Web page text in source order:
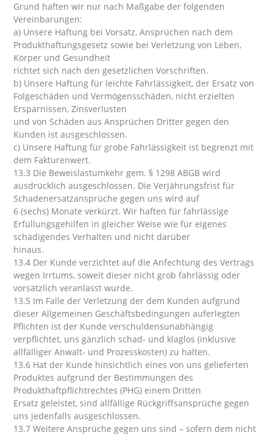
Grund haften wir nur nach Maßgabe der folgenden
Vereinbarungen:
a) Unsere Haftung bei Vorsatz, Ansprüchen nach dem
Produkthaftungsgesetz sowie bei Verletzung von Leben,
Körper und Gesundheit
richtet sich nach den gesetzlichen Vorschriften.
b) Unsere Haftung für leichte Fahrlässigkeit, der Ersatz von
Folgeschäden und Vermögensschäden, nicht erzielten
Ersparnissen, Zinsverlusten
und von Schäden aus Ansprüchen Dritter gegen den
Kunden ist ausgeschlossen.
c) Unsere Haftung für grobe Fahrlässigkeit ist begrenzt mit
dem Fakturenwert.
13.3 Die Beweislastumkehr gem. § 1298 ABGB wird
ausdrücklich ausgeschlossen. Die Verjährungsfrist für
Schadenersatzansprüche gegen uns wird auf
6 (sechs) Monate verkürzt. Wir haften für fahrlässige
Erfüllungsgehilfen in gleicher Weise wie für eigenes
schädigendes Verhalten und nicht darüber
hinaus.
13.4 Der Kunde verzichtet auf die Anfechtung des Vertrags
wegen Irrtums, soweit dieser nicht grob fahrlässig oder
vorsätzlich veranlasst wurde.
13.5 Im Falle der Verletzung der dem Kunden aufgrund
dieser Allgemeinen Geschäftsbedingungen auferlegten
Pflichten ist der Kunde verschuldensunabhängig
verpflichtet, uns gänzlich schad- und klaglos (inklusive
allfälliger Anwalt- und Prozesskosten) zu halten.
13.6 Hat der Kunde hinsichtlich eines von uns gelieferten
Produktes aufgrund der Bestimmungen des
Produkthaftpflichtrechtes (PHG) einem Dritten
Ersatz geleistet, sind allfällige Rückgriffsansprüche gegen
uns jedenfalls ausgeschlossen.
13.7 Weitere Ansprüche gegen uns sind – sofern dem nicht